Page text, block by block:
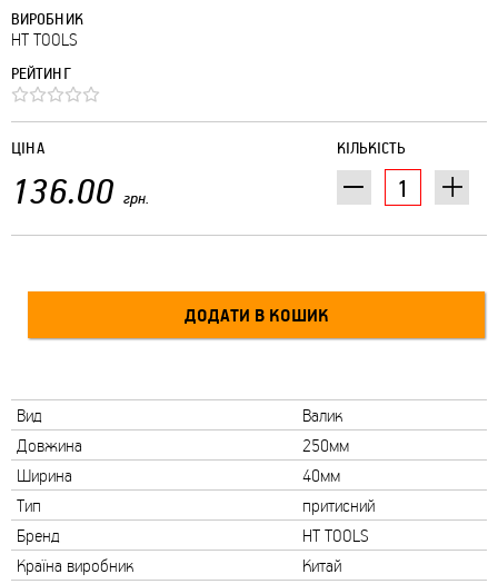
ВИРОБНИК
HT TOOLS
РЕЙТИНГ
КІЛЬКІСТЬ
ЦІНА
136.00 грн.
Вид
Валик
Довжина
250мм
Ширина
40мм
Тип
притисний
Бренд
HT TOOLS
Країна виробник
Китай